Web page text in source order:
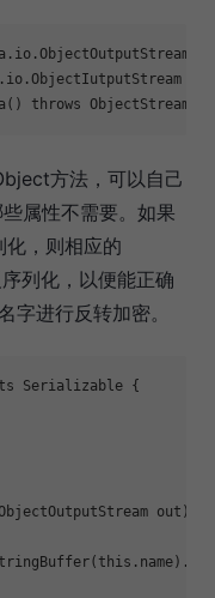
in)
() throws
方法，可以自己
属性不需要。如果
，则相应的
列化，以便能正确
字进行反转加密。
Serializable {
out)
this